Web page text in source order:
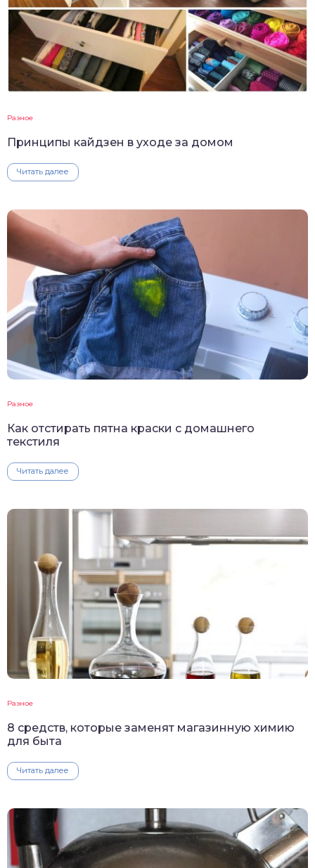
Разное
Принципы кайдзен в уходе за домом
Читать далее
Разное
Как отстирать пятна краски с домашнего
текстиля
Читать далее
Разное
8 средств, которые заменят магазинную химию
для быта
Читать далее